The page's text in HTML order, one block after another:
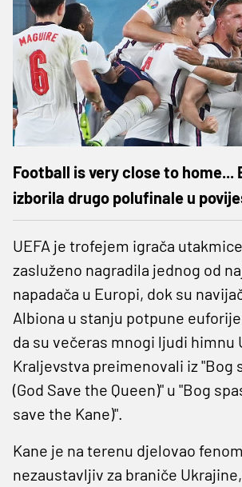
Football is very close to home...
izborila drugo polufinale u
UEFA je trofejem igrača
zasluženo nagradila jednog od
napadača u Europi, dok su
Albiona u stanju potpune
da su večeras mnogi ljudi himnu
Kraljevstva preimenovali iz "Bog
(God Save the Queen)" u "Bog
save the Kane)".
Kane je na terenu djelovao
nezaustavljiv za braniče